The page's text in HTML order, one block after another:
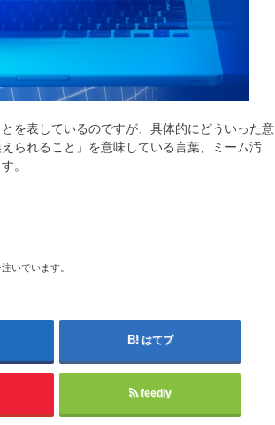
を表しているのですが、具体的にどういった意
られること」を意味している言葉、ミーム汚
。
いでいます。
はてブ
feedly